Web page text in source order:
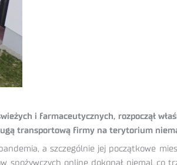
i farmaceutycznych, rozpoczął
transportową firmy na terytorium
a szczególnie jej początkowe
online dokonał niemal co